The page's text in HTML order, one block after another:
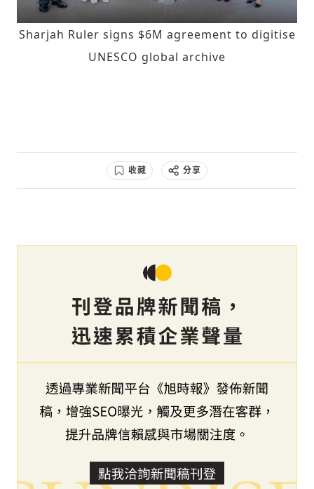
Sharjah Ruler signs $6M agreement to digitise
UNESCO global archive
收藏 分享